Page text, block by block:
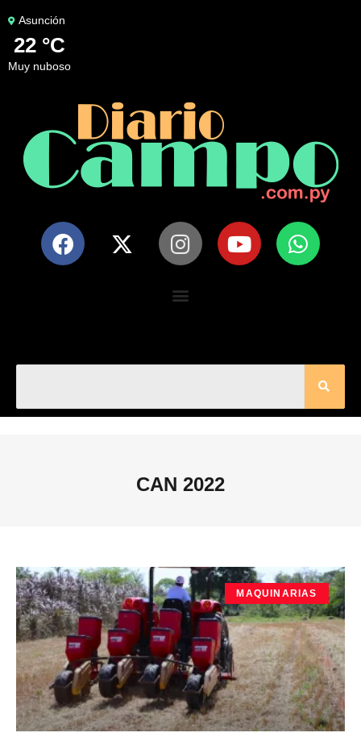
Asunción
22 °C
muy nuboso
CAN 2022
MAQUINARIAS